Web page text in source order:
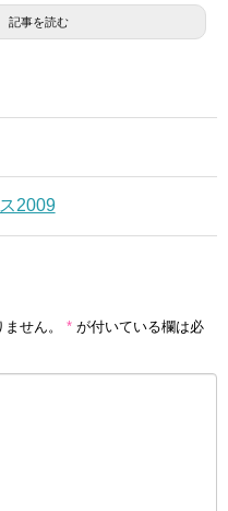
記事を読む
2009
せん。 * が付いている欄は必